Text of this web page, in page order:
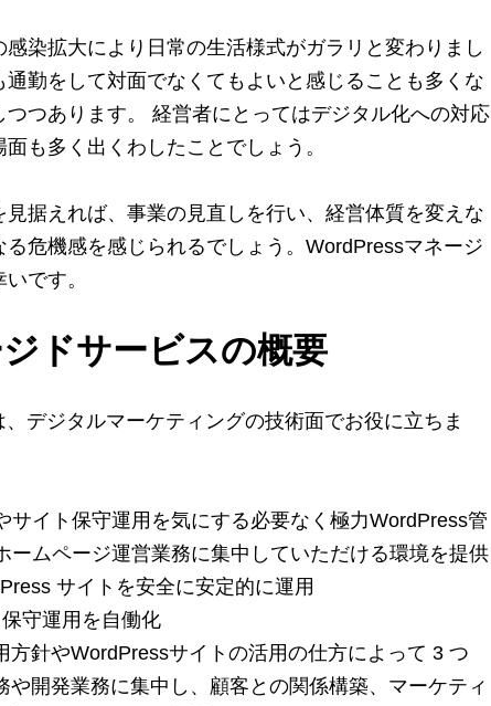
染拡大により日常の生活様式がガラリと変わりまし
勤をして対面でなくてもよいと感じることも多くな
つあります。 経営者にとってはデジタル化への対応
も多く出くわしたことでしょう。
据えれば、事業の見直しを行い、経営体質を変えな
危機感を感じられるでしょう。WordPressマネージ
です。
ドサービスの概要
デジタルマーケティングの技術面でお役に立ちま
サイト保守運用を気にする必要なく極力WordPress管
ームページ運営業務に集中していただける環境を提供
サイトを安全に安定的に運用
守運用を自働化
方針やWordPressサイトの活用の仕方によって 3 つ
や開発業務に集中し、顧客との関係構築、マーケティ